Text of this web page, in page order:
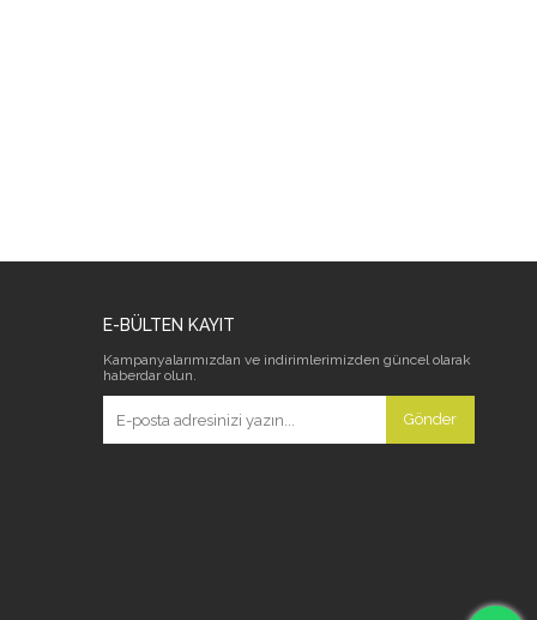
E-BÜLTEN KAYIT
Kampanyalarımızdan ve indirimlerimizden güncel olarak
haberdar olun.
Gönder